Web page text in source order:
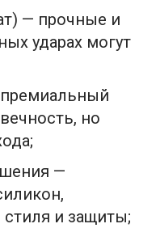
— прочные и
ударах могут
но
—
и защиты;